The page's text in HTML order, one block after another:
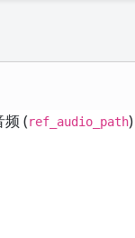
频 (ref_audio_path)